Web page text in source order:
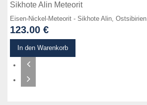
Sikhote Alin Meteorit
Eisen-Nickel-Meteorit - Sikhote Alin, Ostsibirien
123.00 €
In den Warenkorb